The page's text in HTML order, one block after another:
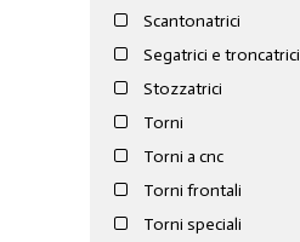
Scantonatrici
Segatrici e troncatrici
Stozzatrici
Torni
Torni a cnc
Torni frontali
Torni speciali